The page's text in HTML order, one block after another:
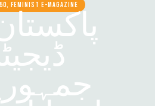
FEMINIST E-MAGAZINE